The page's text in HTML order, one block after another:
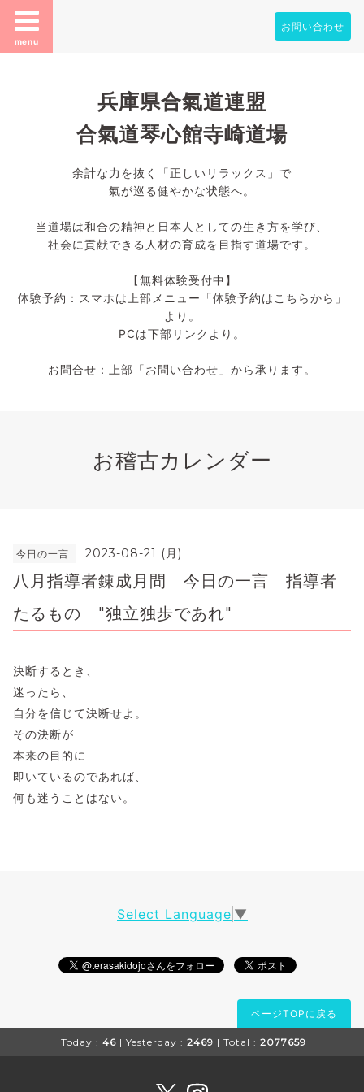
menu
お問い合わせ
兵庫県合氣道連盟
合氣道琴心館寺崎道場
余計な力を抜く「正しいリラックス」で
氣が巡る健やかな状態へ。
当道場は和合の精神と日本人としての生き方を学び、
社会に貢献できる人材の育成を目指す道場です。
【無料体験受付中】
体験予約：スマホは上部メニュー「体験予約はこちらから」
より。
PCは下部リンクより。
お問合せ：上部「お問い合わせ」から承ります。
お稽古カレンダー
今日の一言 2023-08-21 (月)
八月指導者錬成月間 今日の一言 指導者
たるもの "独立独歩であれ"
決断するとき、
迷ったら、
自分を信じて決断せよ。
その決断が
本来の目的に
即いているのであれば、
何も迷うことはない。
Select Language ▼
ページTOPに戻る
Today : 46 | Yesterday : 2469 | Total : 2077659